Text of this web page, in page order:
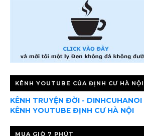
KÊNH YOUTUBE CỦA ĐỊNH CƯ HÀ NỘI
KÊNH TRUYỆN ĐỜI - DINHCUHANOI
KÊNH YOUTUBE ĐỊNH CƯ HÀ NỘI
MUA GIÒ 7 PHÚT